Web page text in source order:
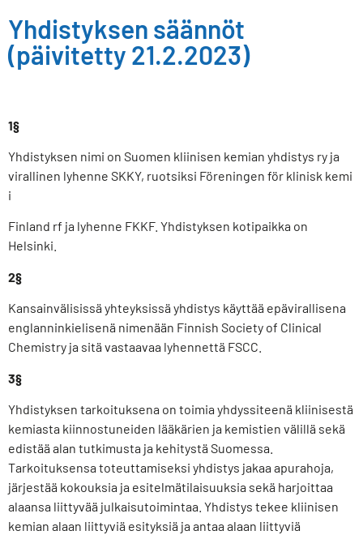
Yhdistyksen säännöt
(päivitetty 21.2.2023)
1§
Yhdistyksen nimi on Suomen kliinisen kemian yhdistys ry ja
virallinen lyhenne SKKY, ruotsiksi Föreningen för klinisk kemi
i
Finland rf ja lyhenne FKKF. Yhdistyksen kotipaikka on
Helsinki.
2§
Kansainvälisissä yhteyksissä yhdistys käyttää epävirallisena
englanninkielisenä nimenään Finnish Society of Clinical
Chemistry ja sitä vastaavaa lyhennettä FSCC.
3§
Yhdistyksen tarkoituksena on toimia yhdyssiteenä kliinisestä
kemiasta kiinnostuneiden lääkärien ja kemistien välillä sekä
edistää alan tutkimusta ja kehitystä Suomessa.
Tarkoituksensa toteuttamiseksi yhdistys jakaa apurahoja,
järjestää kokouksia ja esitelmätilaisuuksia sekä harjoittaa
alaansa liittyvää julkaisutoimintaa. Yhdistys tekee kliinisen
kemian alaan liittyviä esityksiä ja antaa alaan liittyviä